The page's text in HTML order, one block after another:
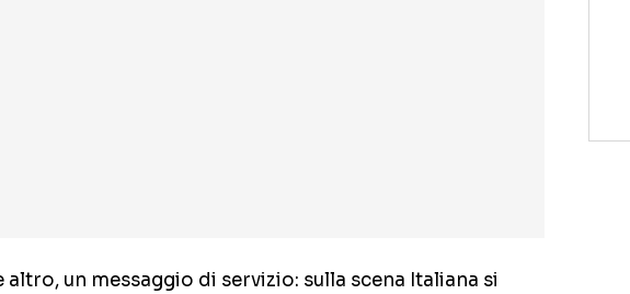
altro, un messaggio di servizio: sulla scena Italiana si